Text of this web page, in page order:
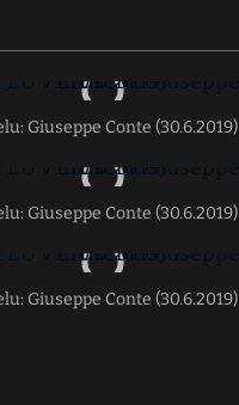
Giuseppe Conte (30.6.2019)
Giuseppe Conte (30.6.2019)
Giuseppe Conte (30.6.2019)